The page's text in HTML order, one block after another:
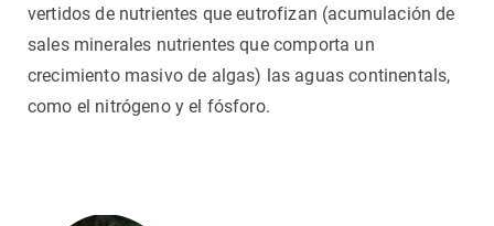
vertidos de nutrientes que eutrofizan (acumulación de
sales minerales nutrientes que comporta un
crecimiento masivo de algas) las aguas continentals,
como el nitrógeno y el fósforo.